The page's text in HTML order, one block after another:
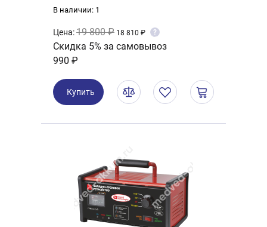
В наличии: 1
Цена:19 800 ₽ 18 810 ₽ ?
Скидка 5% за самовывоз
990 ₽
Купить